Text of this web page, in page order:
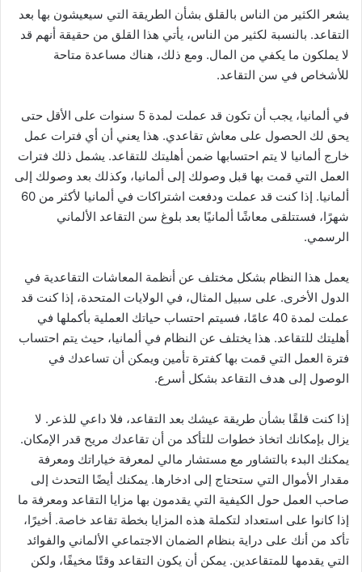
يشعر الكثير من الناس بالقلق بشأن الطريقة التي سيعيشون بها بعد
التقاعد. بالنسبة لكثير من الناس، يأتي هذا القلق من حقيقة أنهم قد
لا يملكون ما يكفي من المال. ومع ذلك، هناك مساعدة متاحة
للأشخاص في سن التقاعد.
في ألمانيا، يجب أن تكون قد عملت لمدة 5 سنوات على الأقل حتى
يحق لك الحصول على معاش تقاعدي. هذا يعني أن أي فترات عمل
خارج ألمانيا لا يتم احتسابها ضمن أهليتك للتقاعد. يشمل ذلك فترات
العمل التي قمت بها قبل وصولك إلى ألمانيا، وكذلك بعد وصولك إلى
ألمانيا. إذا كنت قد عملت ودفعت اشتراكات في ألمانيا لأكثر من 60
شهرًا، فستتلقى معاشًا ألمانيًا بعد بلوغ سن التقاعد الألماني
الرسمي.
يعمل هذا النظام بشكل مختلف عن أنظمة المعاشات التقاعدية في
الدول الأخرى. على سبيل المثال، في الولايات المتحدة، إذا كنت قد
عملت لمدة 40 عامًا، فسيتم احتساب حياتك العملية بأكملها في
أهليتك للتقاعد. هذا يختلف عن النظام في ألمانيا، حيث يتم احتساب
فترة العمل التي قمت بها كفترة تأمين ويمكن أن تساعدك في
الوصول إلى هدف التقاعد بشكل أسرع.
إذا كنت قلقًا بشأن طريقة عيشك بعد التقاعد، فلا داعي للذعر. لا
يزال بإمكانك اتخاذ خطوات للتأكد من أن تقاعدك مريح قدر الإمكان.
يمكنك البدء بالتشاور مع مستشار مالي لمعرفة خياراتك ومعرفة
مقدار الأموال التي ستحتاج إلى ادخارها. يمكنك أيضًا التحدث إلى
صاحب العمل حول الكيفية التي يقدمون بها مزايا التقاعد ومعرفة ما
إذا كانوا على استعداد لتكملة هذه المزايا بخطة تقاعد خاصة. أخيرًا،
تأكد من أنك على دراية بنظام الضمان الاجتماعي الألماني والفوائد
التي يقدمها للمتقاعدين. يمكن أن يكون التقاعد وقتًا مخيفًا، ولكن